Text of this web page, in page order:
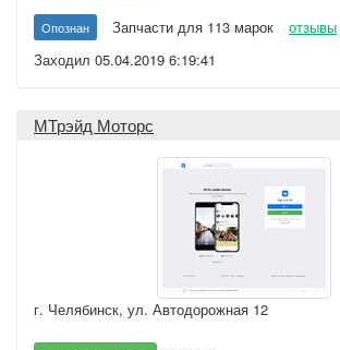
Опознан Запчасти для 113 марок
отзывы
Заходил 05.04.2019 6:19:41
МТрэйд Моторс
г. Челябинск, ул. Автодорожная 12